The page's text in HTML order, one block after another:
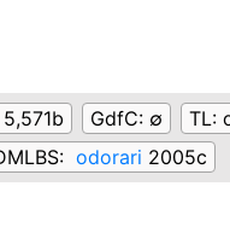
5,571b GdfC: ∅ TL:
odorari 2005c